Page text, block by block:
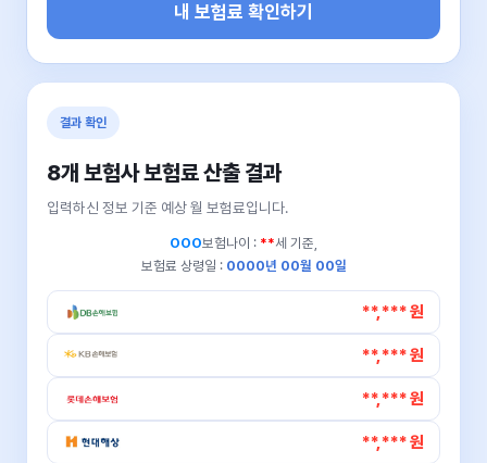
내 보험료 확인하기
결과 확인
8개 보험사 보험료 산출 결과
입력하신 정보 기준 예상 월 보험료입니다.
OOO보험나이 : **세 기준,
보험료 상령일 : 0000년 00월 00일
**,*** 원
**,*** 원
**,*** 원
**,*** 원